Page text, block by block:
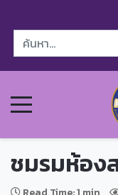
ชมรมห้อง